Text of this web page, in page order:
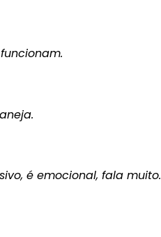
é emocional, fala muito.